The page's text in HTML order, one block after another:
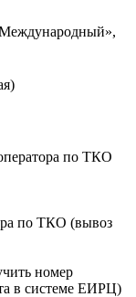
по ТКО
по ТКО (вывоз
номер
в системе ЕИРЦ)